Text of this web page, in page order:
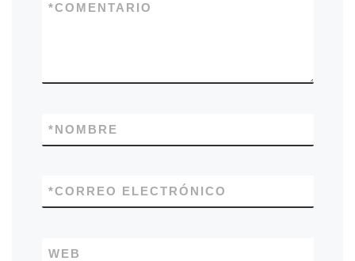
COMENTARIO
*
NOMBRE
*
CORREO ELECTRÓNICO
*
WEB